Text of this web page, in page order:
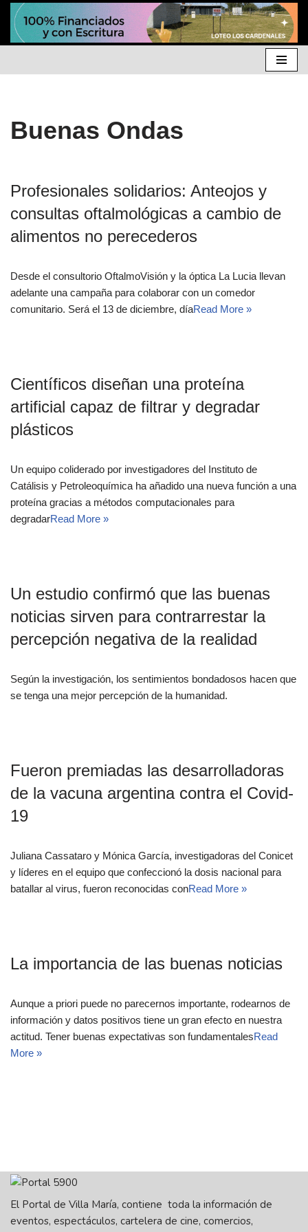
Buenas Ondas
Profesionales solidarios: Anteojos y
consultas oftalmológicas a cambio de
alimentos no perecederos
Desde el consultorio OftalmoVisión y la óptica La Lucia llevan
adelante una campaña para colaborar con un comedor
comunitario. Será el 13 de diciembre, díaRead More »
Científicos diseñan una proteína
artificial capaz de filtrar y degradar
plásticos
Un equipo coliderado por investigadores del Instituto de
Catálisis y Petroleoquímica ha añadido una nueva función a una
proteína gracias a métodos computacionales para
degradarRead More »
Un estudio confirmó que las buenas
noticias sirven para contrarrestar la
percepción negativa de la realidad
Según la investigación, los sentimientos bondadosos hacen que
se tenga una mejor percepción de la humanidad.
Fueron premiadas las desarrolladoras
de la vacuna argentina contra el Covid-
19
Juliana Cassataro y Mónica García, investigadoras del Conicet
y líderes en el equipo que confeccionó la dosis nacional para
batallar al virus, fueron reconocidas conRead More »
La importancia de las buenas noticias
Aunque a priori puede no parecernos importante, rodearnos de
información y datos positivos tiene un gran efecto en nuestra
actitud. Tener buenas expectativas son fundamentalesRead
More »
El Portal de Villa María, contiene toda la información de
eventos, espectáculos, cartelera de cine, comercios,